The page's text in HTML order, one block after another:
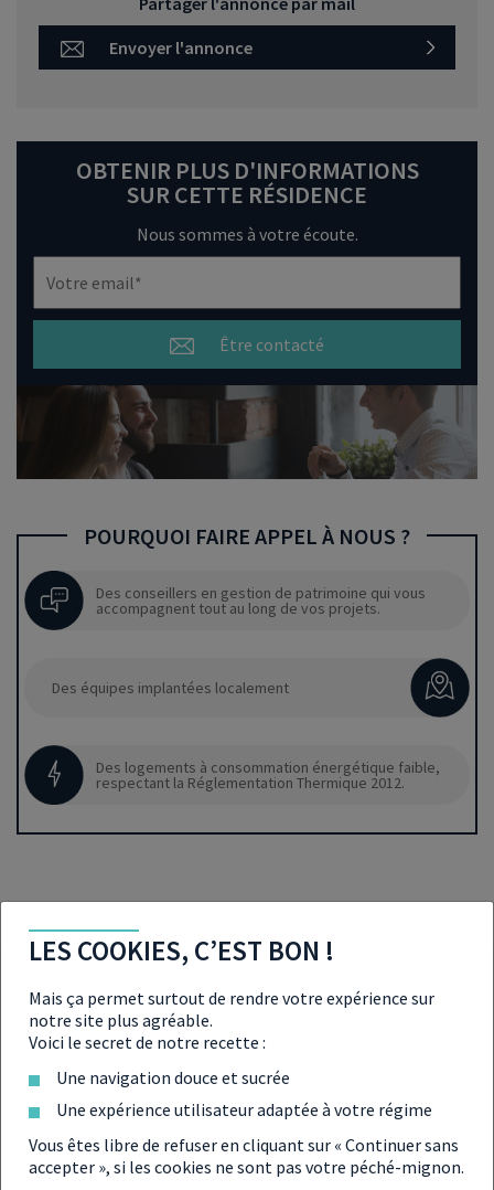
Envoyer l'annonce
OBTENIR PLUS D'INFORMATIONS
SUR CETTE RÉSIDENCE
Nous sommes à votre écoute.
Être contacté
POURQUOI FAIRE APPEL À NOUS ?
Des conseillers en gestion de patrimoine qui vous
accompagnent tout au long de vos projets.
Des équipes implantées localement
Des logements à consommation énergétique faible,
respectant la Réglementation Thermique 2012.
ANNONCES QUI POURRAIENT
VOUS INTÉRESSER À PROXIMITÉ
LES COOKIES, C’EST BON !
Mais ça permet surtout de rendre votre expérience sur
notre site plus agréable.
Voici le secret de notre recette :
Une navigation douce et sucrée
Une expérience utilisateur adaptée à votre régime
Vous êtes libre de refuser en cliquant sur « Continuer sans
accepter », si les cookies ne sont pas votre péché-mignon.